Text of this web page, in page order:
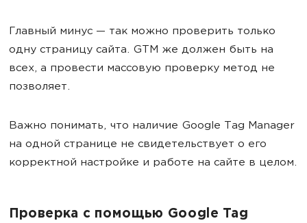
Главный минус — так можно проверить только
одну страницу сайта. GTM же должен быть на
всех, а провести массовую проверку метод не
позволяет.
Важно понимать, что наличие Google Tag Manager
на одной странице не свидетельствует о его
корректной настройке и работе на сайте в целом.
Проверка с помощью Google Tag